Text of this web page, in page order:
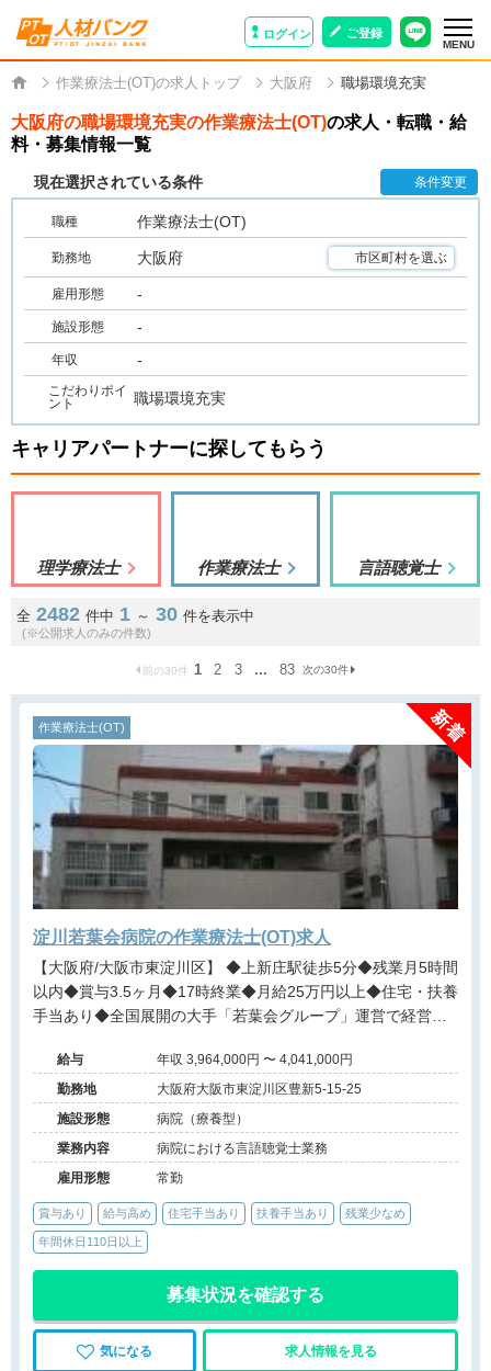
ログイン ご登録
MENU
作業療法士(OT)の求人トップ 大阪府 職場環境充実
大阪府の職場環境充実の作業療法士(OT)の求人・転職・給
料・募集情報一覧
現在選択されている条件 条件変更
職種 作業療法士(OT)
勤務地 大阪府 市区町村を選ぶ
雇用形態 -
施設形態 -
年収 -
こだわりポイ
ント
職場環境充実
キャリアパートナーに探してもらう
理学療法士 作業療法士 言語聴覚士
全 2482 件中 1 ～ 30 件を表示中
(※公開求人のみの件数)
前の30件 1 2 3 ... 83 次の30件
作業療法士(OT)
淀川若葉会病院の作業療法士(OT)求人
【大阪府/大阪市東淀川区】 ◆上新庄駅徒歩5分◆残業月5時間
以内◆賞与3.5ヶ月◆17時終業◆月給25万円以上◆住宅・扶養
手当あり◆全国展開の大手「若葉会グループ」運営で経営安
給与
年収 3,964,000円 〜 4,041,000円
勤務地
大阪府大阪市東淀川区豊新5-15-25
施設形態
病院（療養型）
業務内容
病院における言語聴覚士業務
雇用形態
常勤
賞与あり 給与高め 住宅手当あり 扶養手当あり 残業少なめ
年間休日110日以上
募集状況を確認する
気になる 求人情報を見る